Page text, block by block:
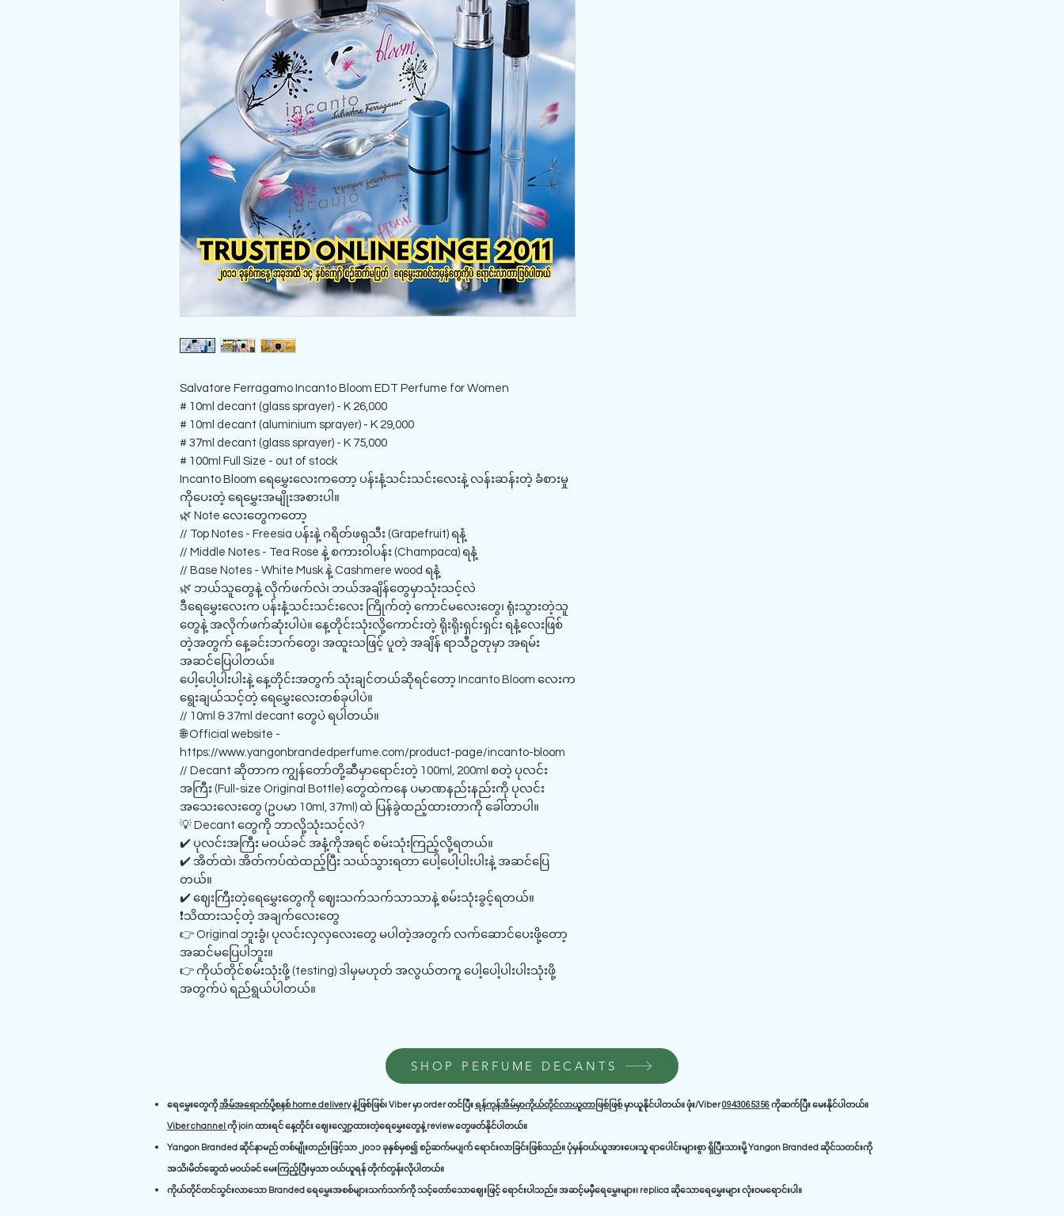
Salvatore Ferragamo Incanto Bloom EDT Perfume for Women
# 10ml decant (glass sprayer) - K 26,000
# 10ml decant (aluminium sprayer) - K 29,000
# 37ml decant (glass sprayer) - K 75,000
# 100ml Full Size - out of stock
Incanto Bloom ရေမွှေးလေးကတော့ ပန်းနံ့သင်းသင်းလေးနဲ့ လန်းဆန်းတဲ့ ခံစားမှု
ကိုပေးတဲ့ ရေမွှေးအမျိုးအစားပါ။
🌿 Note လေးတွေကတော့
// Top Notes - Freesia ပန်းနဲ့ ဂရိတ်ဖရုသီး (Grapefruit) ရနံ့
// Middle Notes - Tea Rose နဲ့ စကားဝါပန်း (Champaca) ရနံ့
// Base Notes - White Musk နဲ့ Cashmere wood ရနံ့
🌿 ဘယ်သူတွေနဲ့ လိုက်ဖက်လဲ၊ ဘယ်အချိန်တွေမှာသုံးသင့်လဲ
ဒီရေမွှေးလေးက ပန်းနံ့သင်းသင်းလေး ကြိုက်တဲ့ ကောင်မလေးတွေ၊ ရုံးသွားတဲ့သူ
တွေနဲ့ အလိုက်ဖက်ဆုံးပါပဲ။ နေ့တိုင်းသုံးလို့ကောင်းတဲ့ ရိုးရိုးရှင်းရှင်း ရနံ့လေးဖြစ်
တဲ့အတွက် နေ့ခင်းဘက်တွေ၊ အထူးသဖြင့် ပူတဲ့ အချိန် ရာသီဥတုမှာ အရမ်း
အဆင်ပြေပါတယ်။
ပေါ့ပေါ့ပါးပါးနဲ့ နေ့တိုင်းအတွက် သုံးချင်တယ်ဆိုရင်တော့ Incanto Bloom လေးက
ရွေးချယ်သင့်တဲ့ ရေမွှေးလေးတစ်ခုပါပဲ။
// 10ml & 37ml decant တွေပဲ ရပါတယ်။
🌐 Official website -
https://www.yangonbrandedperfume.com/product-page/incanto-bloom
// Decant ဆိုတာက ကျွန်တော်တို့ဆီမှာရောင်းတဲ့ 100ml, 200ml စတဲ့ ပုလင်း
အကြီး (Full-size Original Bottle) တွေထဲကနေ ပမာဏနည်းနည်းကို ပုလင်း
အသေးလေးတွေ (ဥပမာ 10ml, 37ml) ထဲ ပြန်ခွဲထည့်ထားတာကို ခေါ်တာပါ။
💡 Decant တွေကို ဘာလို့သုံးသင့်လဲ?
✔️ ပုလင်းအကြီး မဝယ်ခင် အနံ့ကိုအရင် စမ်းသုံးကြည့်လို့ရတယ်။
✔️ အိတ်ထဲ၊ အိတ်ကပ်ထဲထည့်ပြီး သယ်သွားရတာ ပေါ့ပေါ့ပါးပါးနဲ့ အဆင်ပြေ
တယ်။
✔️ ဈေးကြီးတဲ့ရေမွှေးတွေကို ဈေးသက်သက်သာသာနဲ့ စမ်းသုံးခွင့်ရတယ်။
❗သိထားသင့်တဲ့ အချက်လေးတွေ
👉 Original ဘူးခွံ၊ ပုလင်းလှလှလေးတွေ မပါတဲ့အတွက် လက်ဆောင်ပေးဖို့တော့
အဆင်မပြေပါဘူး။
👉 ကိုယ်တိုင်စမ်းသုံးဖို့ (testing) ဒါမှမဟုတ် အလွယ်တကူ ပေါ့ပေါ့ပါးပါးသုံးဖို့
အတွက်ပဲ ရည်ရွယ်ပါတယ်။
SHOP PERFUME DECANTS
ရေမွှေးတွေကိုအိမ်အရောက်ပို့စနစ် home deliveryနဲ့ဖြစ်ဖြစ်၊ Viber မှာ order တင်ပြီးရန်ကုန်အိမ်မှာကိုယ်တိုင်လာယူတာဖြစ်ဖြစ်မှာယူနိုင်ပါတယ်။ ဖုံး/Viber0943065356ကိုဆက်ပြီး မေးနိုင်ပါတယ်။
Viber channel ကို join ထားရင် နေ့တိုင်း ဈေးလျှော့ထားတဲ့ရေမွှေးတွေနဲ့ review တွေဖတ်နိုင်ပါတယ်။
Yangon Branded ဆိုင်နာမည် တစ်မျိုးတည်းဖြင့်သာ ၂၀၁၁ ခုနှစ်မှစ၍ စဉ်ဆက်မပျက် ရောင်းလာခြင်းဖြစ်သည်။ ပုံမှန်ဝယ်ယူအားပေးသူ ရာပေါင်းများစွာ ရှိပြီးသားမို့ Yangon Branded ဆိုင်သတင်းကို
အသိ၊မိတ်ဆွေထံ မဝယ်ခင် မေးကြည့်ပြီးမှသာ ဝယ်ယူရန် တိုက်တွန်းလိုပါတယ်။
ကိုယ်တိုင်တင်သွင်းလာသော Branded ရေမွှေးအစစ်များသက်သက်ကို သင့်တော်သောဈေးဖြင့် ရောင်းပါသည်။ အဆင့်မမှီရေမွှေးများ၊ replica ဆိုသောရေမွှေးများ လုံးဝမရောင်းပါ။